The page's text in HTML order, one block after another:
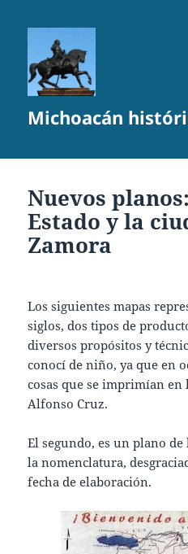
Michoacán
Nuevos
Estado y la
Zamora
Los siguientes mapas
siglos, dos tipos de
diversos propósitos y
conocí de niño, ya que en
cosas que se imprimían
Alfonso Cruz.
El segundo, es un plano
la nomenclatura,
fecha de elaboración.